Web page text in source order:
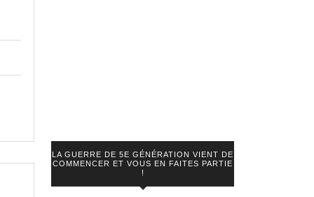
LA GUERRE DE 5E GÉNÉRATION VIENT DE
COMMENCER ET VOUS EN FAITES PARTIE
!